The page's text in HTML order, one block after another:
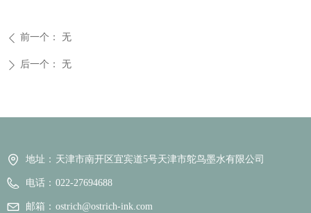
ꄴ 前一个： 无
ꄲ 后一个： 无
地址： 天津市南开区宜宾道5号天津市鸵鸟墨水有限公司
电话： 022-27694688
邮箱： ostrich@ostrich-ink.com